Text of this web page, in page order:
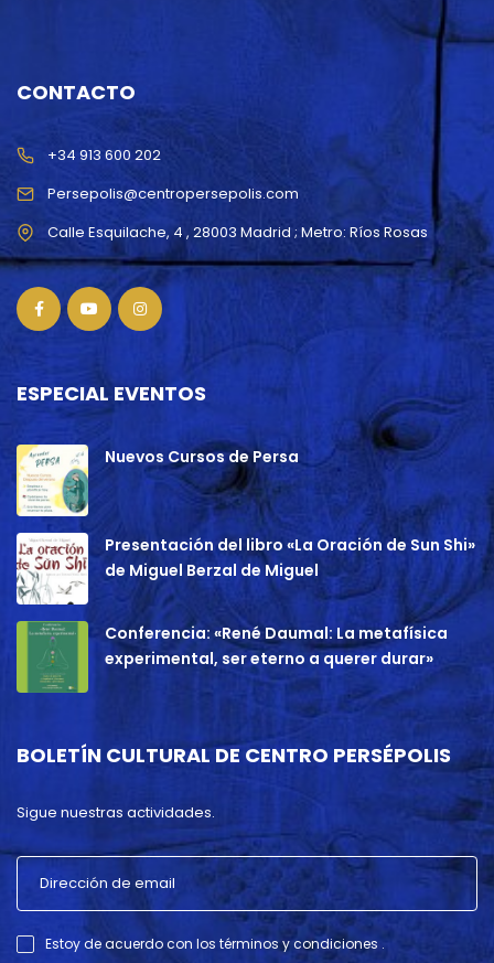
CONTACTO
Persepolis@centropersepolis.com
+34 913 600 202
ESPECIAL EVENTOS
Nuevos Cursos de Persa
Presentación del libro «La Oración de Sun Shi»
de Miguel Berzal de Miguel
Conferencia: «René Daumal: La metafísica
experimental, ser eterno a querer durar»
BOLETÍN CULTURAL DE CENTRO PERSÉPOLIS
Sigue nuestras actividades.
Estoy de acuerdo con los términos y condiciones .